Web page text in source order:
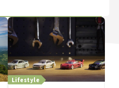
Lifestyle